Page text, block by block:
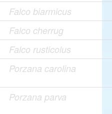
Falco biarmicus
Falco cherrug
Falco rusticolus
Porzana carolina
Porzana parva